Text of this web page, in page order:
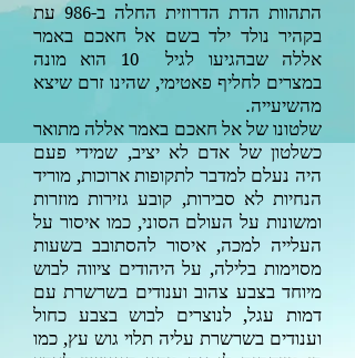
התהוות הדת הדרוזית החלה ב-986 עת
בקהיר נולד ילד בשם אל חאכם באמר
אללה שבהגיעו לגיל10 הוא
מונה
במצרים לחליף פאטימי, שהינו זרם שיצא
מהשיעייה.
שלטונו של אל חאכם באמר אללה מתואר
כשלטון של אדם לא יציב, שמידי פעם
היה נעלם למדבר לתקופות ארוכות, מוריד
הנחיות לא סבירות, קובע גזירות מוזרות
ומשונות על העולם הסוני, כמו איסור על
העלייה למכה, איסור להסתובב בשעות
מסוימות בלילה, על היהודים ציווה לבוש
מיוחד בצבע צהוב וענודים בשרשרת עם
דמות עגל, לנוצרים לבוש בצבע כחול
וענודים בשרשרת עליה תלוי גוש עץ, כמו